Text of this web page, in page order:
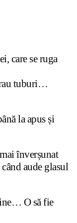
care se ruga
tuburi…
la apus și
înverșunat
aude glasul
O să fie